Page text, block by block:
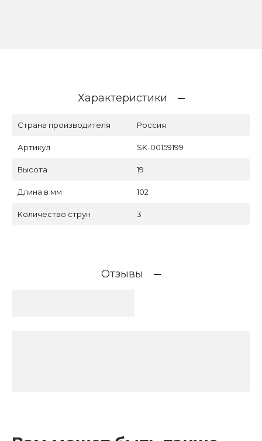
Характеристики
Страна производителя Россия
Артикул SK-00159199
Высота 19
Длина в мм 102
Количество струн 3
Отзывы